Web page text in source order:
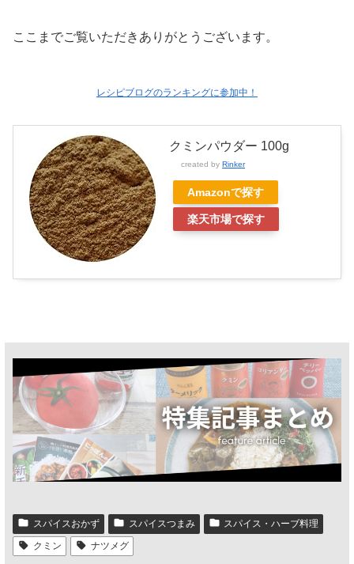
ここまでご覧いただきありがとうございます。
レシピブログのランキングに参加中！
クミンパウダー 100g
created by Rinker
Amazonで探す
楽天市場で探す
スパイスおかず スパイスつまみ
スパイス・ハーブ料理
クミン
ナツメグ